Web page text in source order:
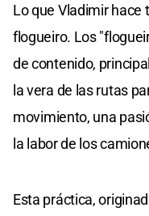
Lo que Vladimir hace
flogueiro. Los
de contenido,
la vera de las rutas
movimiento, una
la labor de los
Esta práctica,